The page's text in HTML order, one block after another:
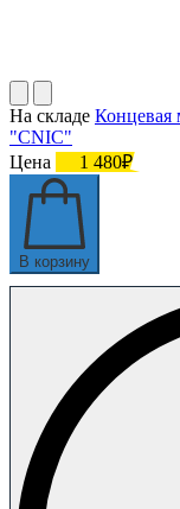
На складе Концевая
"CNIC"
Цена
1 480₽
В корзину